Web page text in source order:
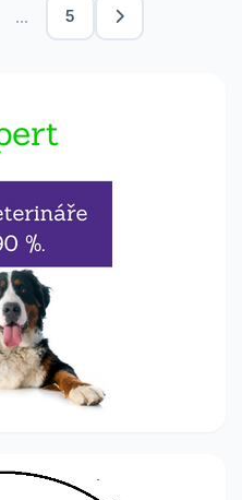
... 5